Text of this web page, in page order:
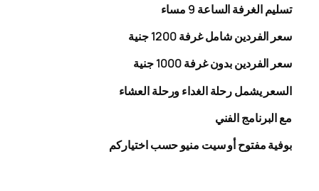
تسليم الغرفة الساعة 9 مساء
سعر الفردين شامل غرفة
1200
جنية
سعر الفردين بدون غرفة1000جنية
السعر يشمل رحلة الغداء ورحلة العشاء
مع البرنامج الفني
بوفية مفتوح أو سيت منيو حسب اختياركم